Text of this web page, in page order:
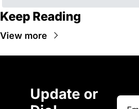
Keep Reading
View more
Update or